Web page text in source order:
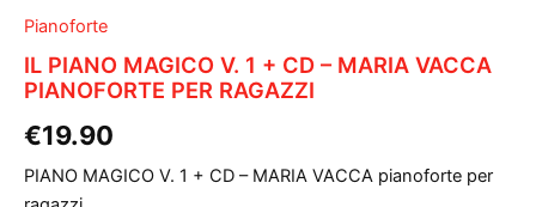
Pianoforte
IL PIANO MAGICO V. 1 + CD – MARIA VACCA
PIANOFORTE PER RAGAZZI
€19.90
PIANO MAGICO V. 1 + CD – MARIA VACCA pianoforte per